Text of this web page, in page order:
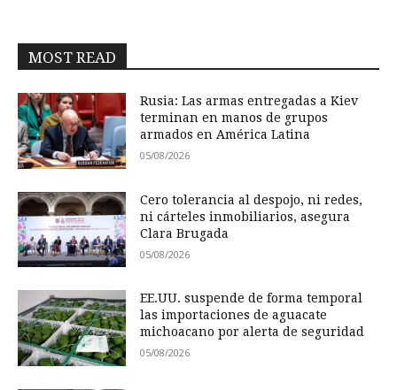
MOST READ
Rusia: Las armas entregadas a Kiev
terminan en manos de grupos
armados en América Latina
05/08/2026
Cero tolerancia al despojo, ni redes,
ni cárteles inmobiliarios, asegura
Clara Brugada
05/08/2026
EE.UU. suspende de forma temporal
las importaciones de aguacate
michoacano por alerta de seguridad
05/08/2026